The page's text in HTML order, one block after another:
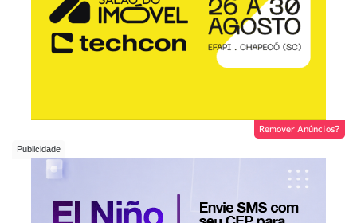
Remover Anúncios?